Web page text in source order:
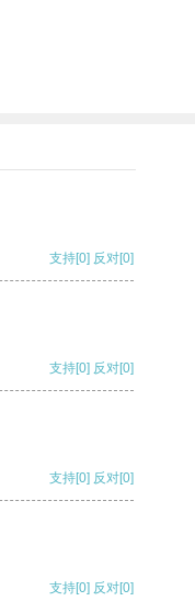
支持[0] 反对[0]
支持[0] 反对[0]
支持[0] 反对[0]
支持[0] 反对[0]